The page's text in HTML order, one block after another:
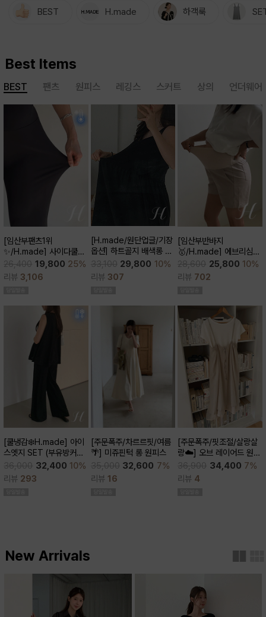
BEST H.made 하객룩
Best Items
[임산부팬츠1위
✨/H.made] 사이다쿨링
부츠컷 팬츠 (키작/보통/키
큰)
19,800 25%
리뷰 3,106
[H.made/원단업글/기장
옵션] 하트골지 배색롱 원
29,800 10%
리뷰 307
[임산부반바지
🥇/H.made] 에브리심플
25,800 10%
리뷰 702
[쿨냉감❄️H.made] 아이
스엣지 SET (부유방커버/
쿨세트/코디활용굿/출근
룩,데일리룩)
32,400 10%
리뷰 293
[주문폭주/차르르핏/여름
🌴] 미쥬핀턱 롱 원피스
32,600 7%
리뷰 16
[주문폭주/핏조절/살랑살
랑☁️] 오브 레이어드 원피
34,400 7%
리뷰 4
BEST 팬츠 원피스 레깅스 스커트 상의 언더웨어
New Arrivals